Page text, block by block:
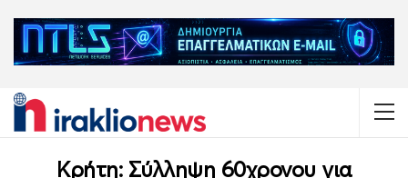
Κρήτη: Σύλληψη 60χρονου για